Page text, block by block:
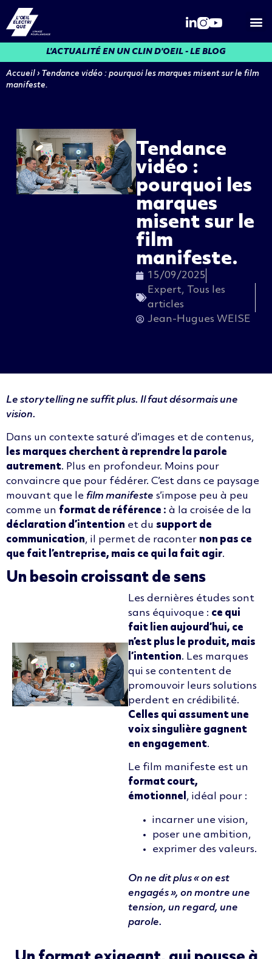
L'ACTUALITÉ EN UN CLIN D'OEIL - LE BLOG
Accueil › Tendance vidéo : pourquoi les marques misent sur le film
manifeste.
Tendance
vidéo :
pourquoi les
marques
misent sur le
film
manifeste.
15/09/2025
Expert, Tous les
articles
Jean-Hugues WEISE
Le storytelling ne suffit plus. Il faut désormais une
vision.
Dans un contexte saturé d’images et de contenus,
les marques cherchent à reprendre la parole
autrement. Plus en profondeur. Moins pour
convaincre que pour fédérer. C’est dans ce paysage
mouvant que le film manifeste s’impose peu à peu
comme un format de référence : à la croisée de la
déclaration d’intention et du support de
communication, il permet de raconter non pas ce
que fait l’entreprise, mais ce qui la fait agir.
Un besoin croissant de sens
Les dernières études sont
sans équivoque : ce qui
fait lien aujourd’hui, ce
n’est plus le produit, mais
l’intention. Les marques
qui se contentent de
promouvoir leurs solutions
perdent en crédibilité.
Celles qui assument une
voix singulière gagnent
en engagement.
Le film manifeste est un
format court,
émotionnel , idéal pour :
incarner une vision,
poser une ambition,
exprimer des valeurs.
On ne dit plus « on est
engagés », on montre une
tension, un regard, une
parole.